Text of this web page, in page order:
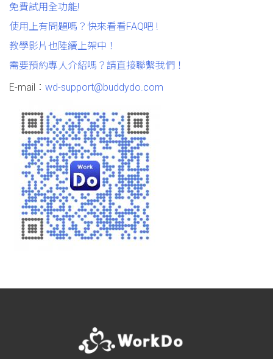
免費試用全功能!
使用上有問題嗎？快來看看FAQ吧 !
教學影片也陸續上架中！
需要預約專人介紹嗎？請直接聯繫我們！
E-mail： wd-support@buddydo.com